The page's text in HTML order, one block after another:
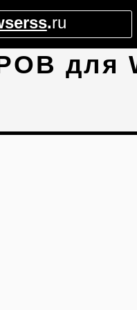
для
.ru